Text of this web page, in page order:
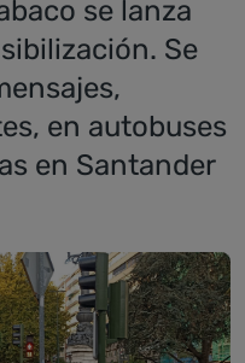
se lanza
Se
en autobuses
en Santander